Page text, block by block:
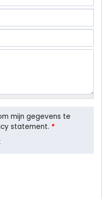
mijn gegevens te
statement. *